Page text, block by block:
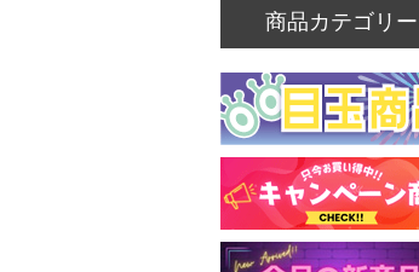
商品カテゴリー